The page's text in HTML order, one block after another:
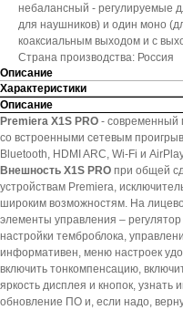
небалансный - регулируемые
для наушников) и один моно
коаксиальным выходом и с
Страна производства: Россия
Описание
Характеристики
Описание
Premiera X1S PRO - современный
со встроенными сетевым
Bluetooth, HDMI ARC, Wi-Fi и
Внешность X1S PRO при общей
устройствам Premiera,
широким возможностям. На
элементы управления –
настройки темброблока,
информативен, меню настроек
включить тонкомпенсацию,
яркость дисплея и кнопок,
обновление ПО и, если надо,